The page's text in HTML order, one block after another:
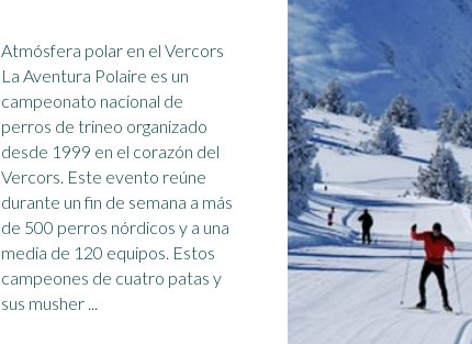
Atmósfera polar en el Vercors
La Aventura Polaire es un
campeonato nacional de
perros de trineo organizado
desde 1999 en el corazón del
Vercors. Este evento reúne
durante un fin de semana a más
de 500 perros nórdicos y a una
media de 120 equipos. Estos
campeones de cuatro patas y
sus musher ...